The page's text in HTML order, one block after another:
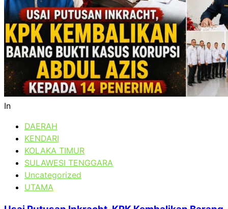
In
DAERAH
KENDARI
KOLAKA TIMUR
SULAWESI TENGGARA
Uncategorized
UTAMA